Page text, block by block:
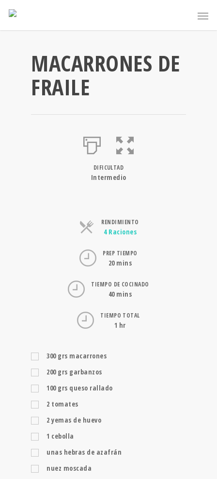
MACARRONES DE
FRAILE
DIFICULTAD
Intermedio
RENDIMIENTO
4 RacionesRaciones
PREP TIEMPO
20 mins
TIEMPO DE COCINADO
40 mins
TIEMPO TOTAL
1 hr
300 grs macarrones
200 grs garbanzos
100 grs queso rallado
2 tomates
2 yemas de huevo
1 cebolla
unas hebras de azafrán
nuez moscada